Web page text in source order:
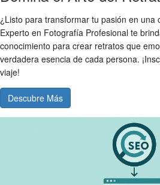
¿Listo para transformar tu pasión en
Experto en Fotografía Profesional te
conocimiento para crear retratos que
verdadera esencia de cada persona.
viaje!
Descubre Más